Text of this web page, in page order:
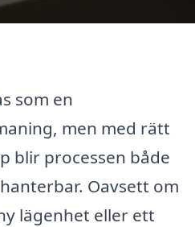
som en
men med rätt
blir processen både
Oavsett om
lägenhet eller ett